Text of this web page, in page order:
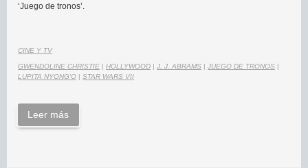
‘Juego de tronos’.
CINE Y TV
GWENDOLINE CHRISTIE HOLLYWOOD J. J. ABRAMS JUEGO DE TRONOS
LUPITA NYONG'O
STAR WARS VII
Leer más